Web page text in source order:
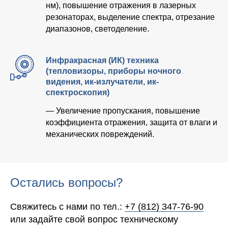
нм), повышение отражения в лазерных
резонаторах, выделение спектра, отрезание
диапазонов, светоделение.
Инфракрасная (ИК) техника
(тепловизоры, приборы ночного
видения, ик-излучатели, ик-
спектроскопия)
— Увеличение пропускания, повышение
коэффициента отражения, защита от влаги и
механических повреждений.
Остались вопросы?
Свяжитесь с нами по тел.: +7 (812) 347-76-90
или задайте свой вопрос техническому